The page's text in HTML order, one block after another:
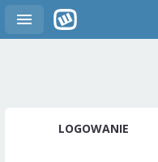
LOGOWANIE